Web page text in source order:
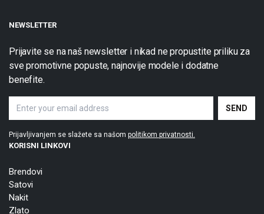
NEWSLETTER
Prijavite se na naš newsletter i nikad ne propustite priliku za
sve promotivne popuste, najnovije modele i dodatne
benefite.
Prijavljivanjem se slažete sa našom politikom privatnosti.
KORISNI LINKOVI
Brendovi
Satovi
Nakit
Zlato